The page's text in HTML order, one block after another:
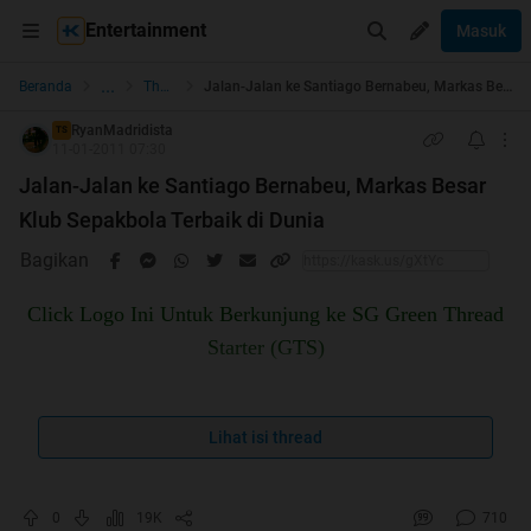
Entertainment Masuk
Beranda ... The Lounge Jalan-Jalan ke Santiago Bernabeu, Markas Besar Klub Sepakbola Terbaik di Dunia
TS
RyanMadridista
Jalan-Jalan ke Santiago Bernabeu, Markas Besar
Klub Sepakbola Terbaik di Dunia
Bagikan
Click Logo Ini Untuk Berkunjung ke SG Green Thread
Starter (GTS)
Lihat isi thread
0 19K 710